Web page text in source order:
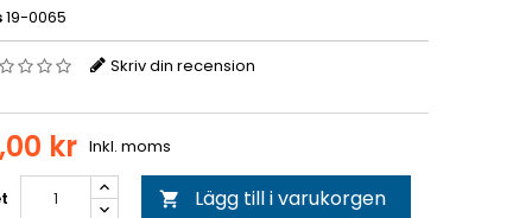
19-0065
Skriv din recension
kr Inkl. moms
 Lägg till i varukorgen